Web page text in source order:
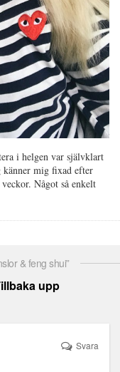
i helgen var självklart
mig fixad efter
Något så enkelt
& feng shui”
upp
Svara